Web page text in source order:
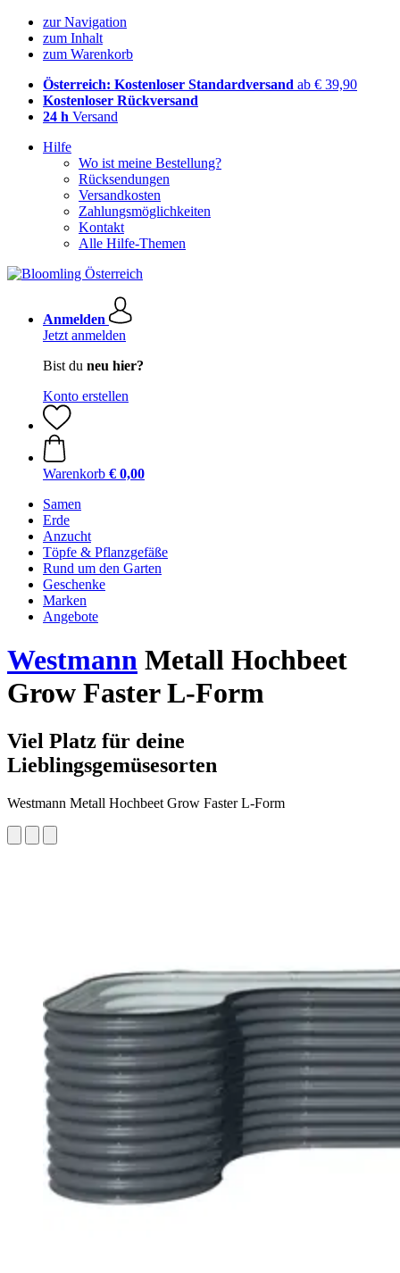
zur Navigation
zum Inhalt
zum Warenkorb
Österreich: Kostenloser Standardversand ab € 39,90
Kostenloser Rückversand
24 h Versand
Hilfe
Wo ist meine Bestellung?
Rücksendungen
Versandkosten
Zahlungsmöglichkeiten
Kontakt
Alle Hilfe-Themen
Anmelden
Jetzt anmelden
Bist du neu hier?
Konto erstellen
Warenkorb € 0,00
Samen
Erde
Anzucht
Töpfe & Pflanzgefäße
Rund um den Garten
Geschenke
Marken
Angebote
Westmann Metall Hochbeet
Grow Faster L-Form
Viel Platz für deine
Lieblingsgemüsesorten
Westmann Metall Hochbeet Grow Faster L-Form